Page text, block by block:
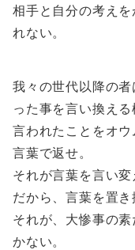
相手と自分の考え
れない。
我々の世代以降の
った事を言い換え
言われたことをオ
言葉で返せ。
それが言葉を言い変
だから、言葉を置き
それが、大惨事の
かない。